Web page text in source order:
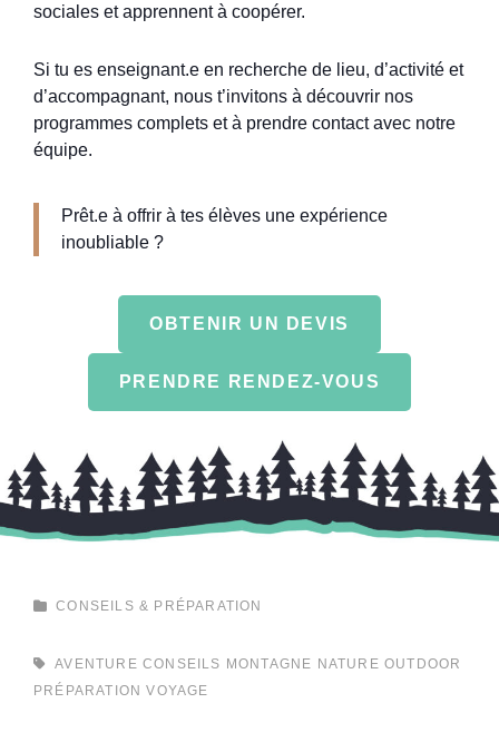
sociales et apprennent à coopérer.
Si tu es enseignant.e en recherche de lieu, d’activité et
d’accompagnant, nous t’invitons à découvrir nos
programmes complets et à prendre contact avec notre
équipe.
Prêt.e à offrir à tes élèves une expérience
inoubliable ?
OBTENIR UN DEVIS
PRENDRE RENDEZ-VOUS
CATEGORIES
CONSEILS & PRÉPARATION
TAGS,AVENTURE CONSEILS MONTAGNE NATURE OUTDOOR
PRÉPARATION VOYAGE